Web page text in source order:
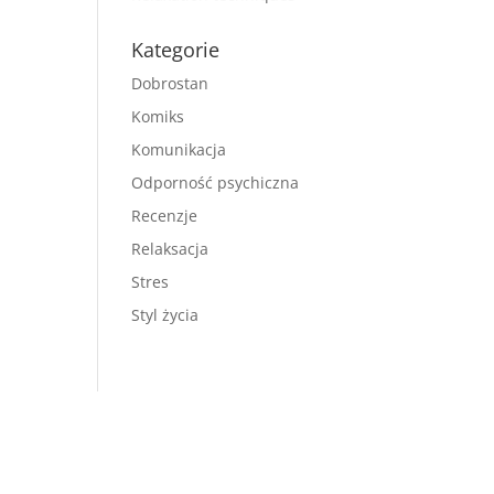
Kategorie
Dobrostan
Komiks
Komunikacja
Odporność psychiczna
Recenzje
Relaksacja
Stres
Styl życia